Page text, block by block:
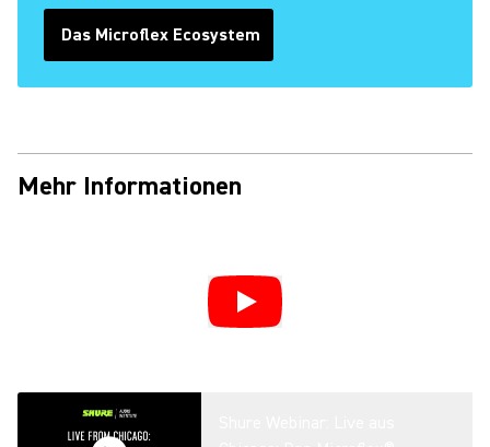
Das Microflex Ecosystem
(Opens in a new tab)
Mehr Informationen